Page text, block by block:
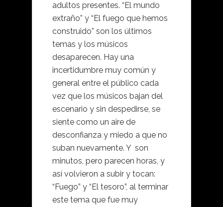
adultos presentes. “El mundo
extraño” y “El fuego que hemos
construido” son los últimos
temas y los músicos
desaparecen. Hay una
incertidumbre muy común y
general entre el público cada
vez que los músicos bajan del
escenario y sin despedirse, se
siente como un aire de
desconfianza y miedo a que no
suban nuevamente. Y son
minutos, pero parecen horas, y
así volvieron a subir y tocan:
“Fuego” y “El tesoro”, al terminar
este tema que fue muy